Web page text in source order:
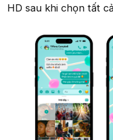
HD sau khi chọn tất